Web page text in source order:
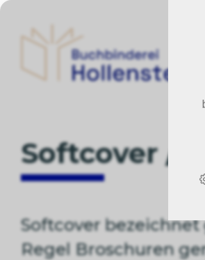
Softcover /
Softcover
Regel Broschuren